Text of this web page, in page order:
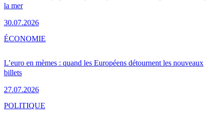
la mer
30.07.2026
L’euro en mèmes : quand les Européens détournent les nouveaux
billets
27.07.2026
ÉCONOMIE
POLITIQUE